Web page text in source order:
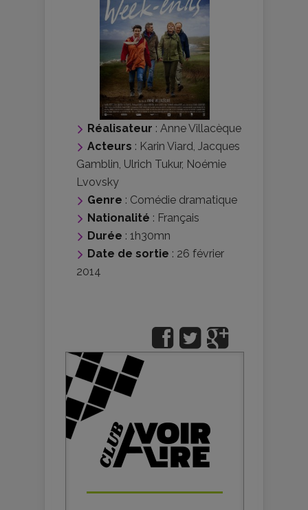
Réalisateur : Anne Villacèque
Acteurs : Karin Viard, Jacques
Gamblin, Ulrich Tukur, Noémie
Lvovsky
Genre : Comédie dramatique
Nationalité : Français
Durée : 1h30mn
Date de sortie : 26 février
2014